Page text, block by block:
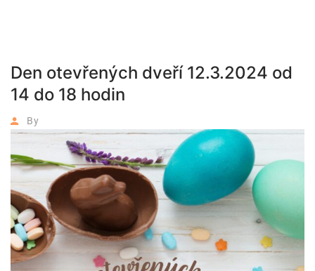
Den otevřených dveří 12.3.2024 od
14 do 18 hodin
By